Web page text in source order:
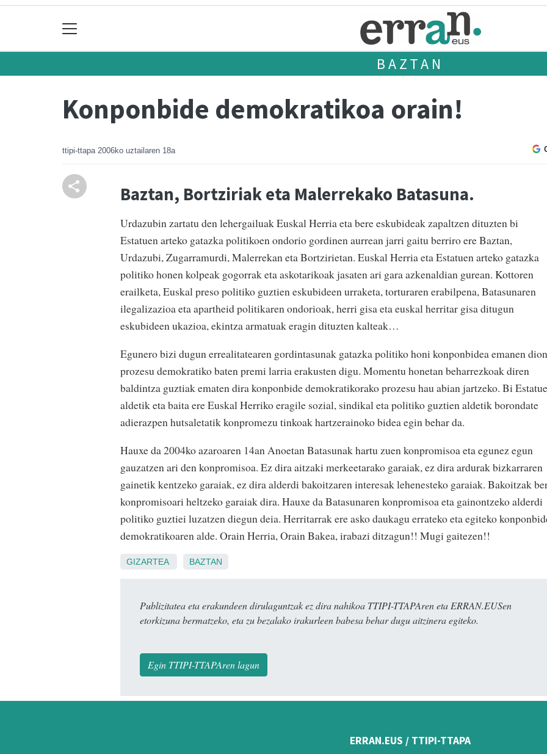
BAZTAN
Konponbide demokratikoa orain!
ttipi-ttapa 2006ko uztailaren 18a
Baztan, Bortziriak eta Malerrekako Batasuna.
Urdazubin zartatu den lehergailuak Euskal Herria eta bere eskubideak zapaltzen dituzten bi
Estatuen arteko gatazka politikoen ondorio gordinen aurrean jarri gaitu berriro ere Baztan,
Urdazubi, Zugarramurdi, Malerrekan eta Bortzirietan. Euskal Herria eta Estatuen arteko gatazka
politiko honen kolpeak gogorrak eta askotarikoak jasaten ari gara azkenaldian gurean. Kottoren
erailketa, Euskal preso politiko guztien eskubideen urraketa, torturaren erabilpena, Batasunaren
ilegalizazioa eta apartheid politikaren ondorioak, herri gisa eta euskal herritar gisa ditugun
eskubideen ukazioa, ekintza armatuak eragin dituzten kalteak…
Egunero bizi dugun errealitatearen gordintasunak gatazka politiko honi konponbidea emanen dion
prozesu demokratiko baten premi larria erakusten digu. Momentu honetan beharrezkoak diren
baldintza guztiak ematen dira konponbide demokratikorako prozesu hau abian jartzeko. Bi
aldetik eta baita ere Euskal Herriko eragile sozial, sindikal eta politiko guztien aldetik borondate
adierazpen hutsaletatik konpromezu tinkoak hartzerainoko bidea egin behar da.
Hauxe da 2004ko azaroaren 14an Anoetan Batasunak hartu zuen konpromisoa eta egunez egun
gauzatzen ari den konpromisoa. Ez dira aitzaki merkeetarako garaiak, ez dira ardurak bizkarraren
gainetik kentzeko garaiak, ez dira alderdi bakoitzaren interesak lehenesteko garaiak. Bakoitzak
konpromisoari heltzeko garaiak dira. Hauxe da Batasunaren konpromisoa eta gainontzeko alderdi
politiko guztiei luzatzen diegun deia. Herritarrak ere asko daukagu errateko eta egiteko
demokratikoaren alde. Orain Herria, Orain Bakea, irabazi ditzagun!! Mugi gaitezen!!
GIZARTEA BAZTAN
Publizitatea eta erakundeen dirulaguntzak ez dira nahikoa TTIPI-TTAPAren eta ERRAN.EUSen
etorkizuna bermatzeko, eta zu bezalako irakurleen babesa behar dugu aitzinera egiteko.
Egin TTIPI-TTAPAren lagun
ERRAN.EUS / TTIPI-TTAPA